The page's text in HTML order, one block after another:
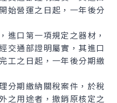
始營運之日起，一年後分
進口第一項規定之器材，
交通部證明屬實，其進口
工之日起，一年後分期繳
分期繳納關稅案件，於稅
之用途者，撤銷原核定之